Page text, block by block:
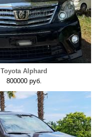
Toyota Alphard
800000 руб.